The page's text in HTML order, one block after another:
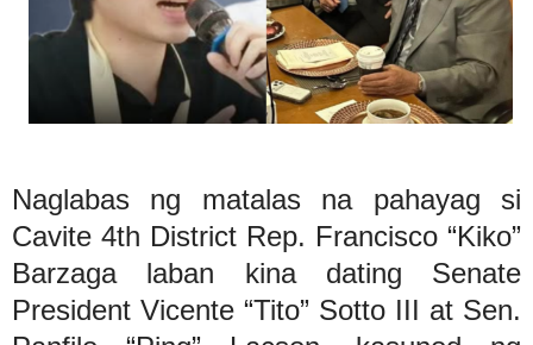
Naglabas ng matalas na pahayag si
Cavite 4th District Rep. Francisco “Kiko”
Barzaga laban kina dating Senate
President Vicente “Tito” Sotto III at Sen.